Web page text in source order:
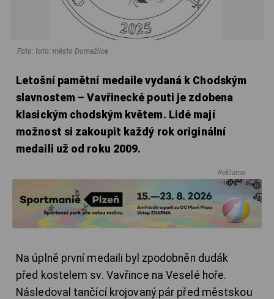
Foto: foto: město Domažlice
Letošní pamětní medaile vydaná k Chodským
slavnostem – Vavřinecké pouti je zdobena
klasickým chodským květem. Lidé mají
možnost si zakoupit každý rok originální
medaili už od roku 2009.
Reklama
Na úplně první medaili byl zpodobněn dudák
před kostelem sv. Vavřince na Veselé hoře.
Následoval tančící krojovaný pár před městskou